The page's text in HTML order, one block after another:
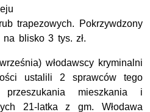
trapezowych. Pokrzywdzony
na blisko 3 tys. zł.
włodawscy kryminalni
ustalili 2 sprawców tego
mieszkania i
21-latka z gm. Włodawa